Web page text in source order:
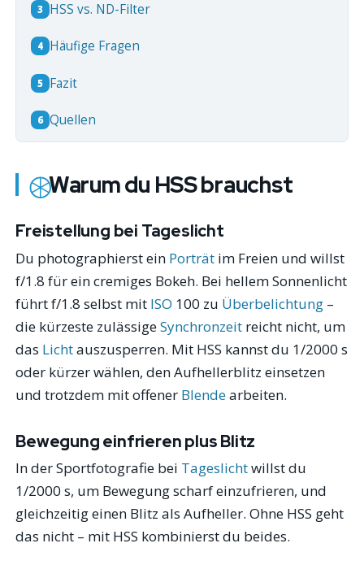
3 HSS vs. ND-Filter
4 Häufige Fragen
5 Fazit
6 Quellen
Warum du HSS brauchst
Freistellung bei Tageslicht
Du photographierst ein Porträt im Freien und willst
f/1.8 für ein cremiges Bokeh. Bei hellem Sonnenlicht
führt f/1.8 selbst mit ISO 100 zu Überbelichtung –
die kürzeste zulässigeSynchronzeit reicht nicht, um
das Lichtauszusperren. Mit HSS kannst du 1/2000 s
oder kürzer wählen, den Aufhellerblitz einsetzen
und trotzdem mit offener Blendearbeiten.
Bewegung einfrieren plus Blitz
In der Sportfotografie bei Tageslichtwillst du
1/2000 s, um Bewegung scharf einzufrieren, und
gleichzeitig einen Blitz als Aufheller. Ohne HSS geht
das nicht – mit HSS kombinierst du beides.